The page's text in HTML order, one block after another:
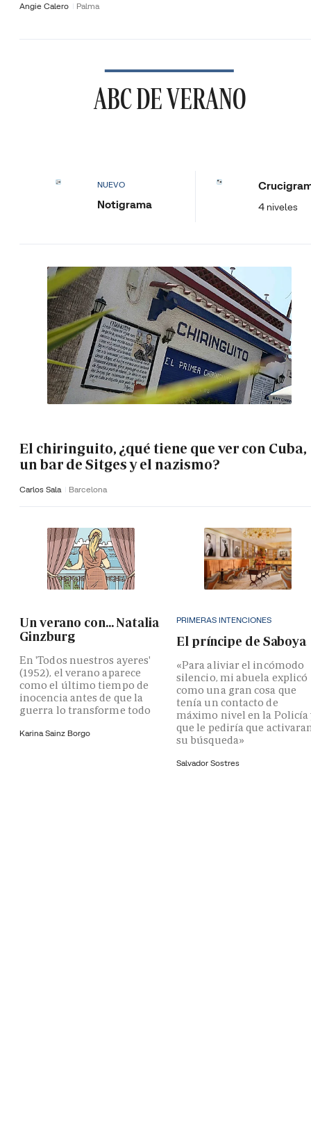
Angie Calero Palma
ABC DE VERANO
NUEVO
Notigrama 4 niveles
El chiringuito, ¿qué tiene que ver con Cuba,
un bar de Sitges y el nazismo?
Carlos Sala Barcelona
Un verano con... Natalia
Ginzburg
En 'Todos nuestros ayeres'
(1952), el verano aparece
como el último tiempo de
inocencia antes de que la
guerra lo transforme todo
Karina Sainz Borgo
PRIMERAS INTENCIONES
El príncipe de Saboya
«Para aliviar el incómodo
silencio, mi abuela explicó
como una gran cosa que
tenía un contacto de
máximo nivel en la Policía
que le pediría que
su búsqueda»
Salvador Sostres